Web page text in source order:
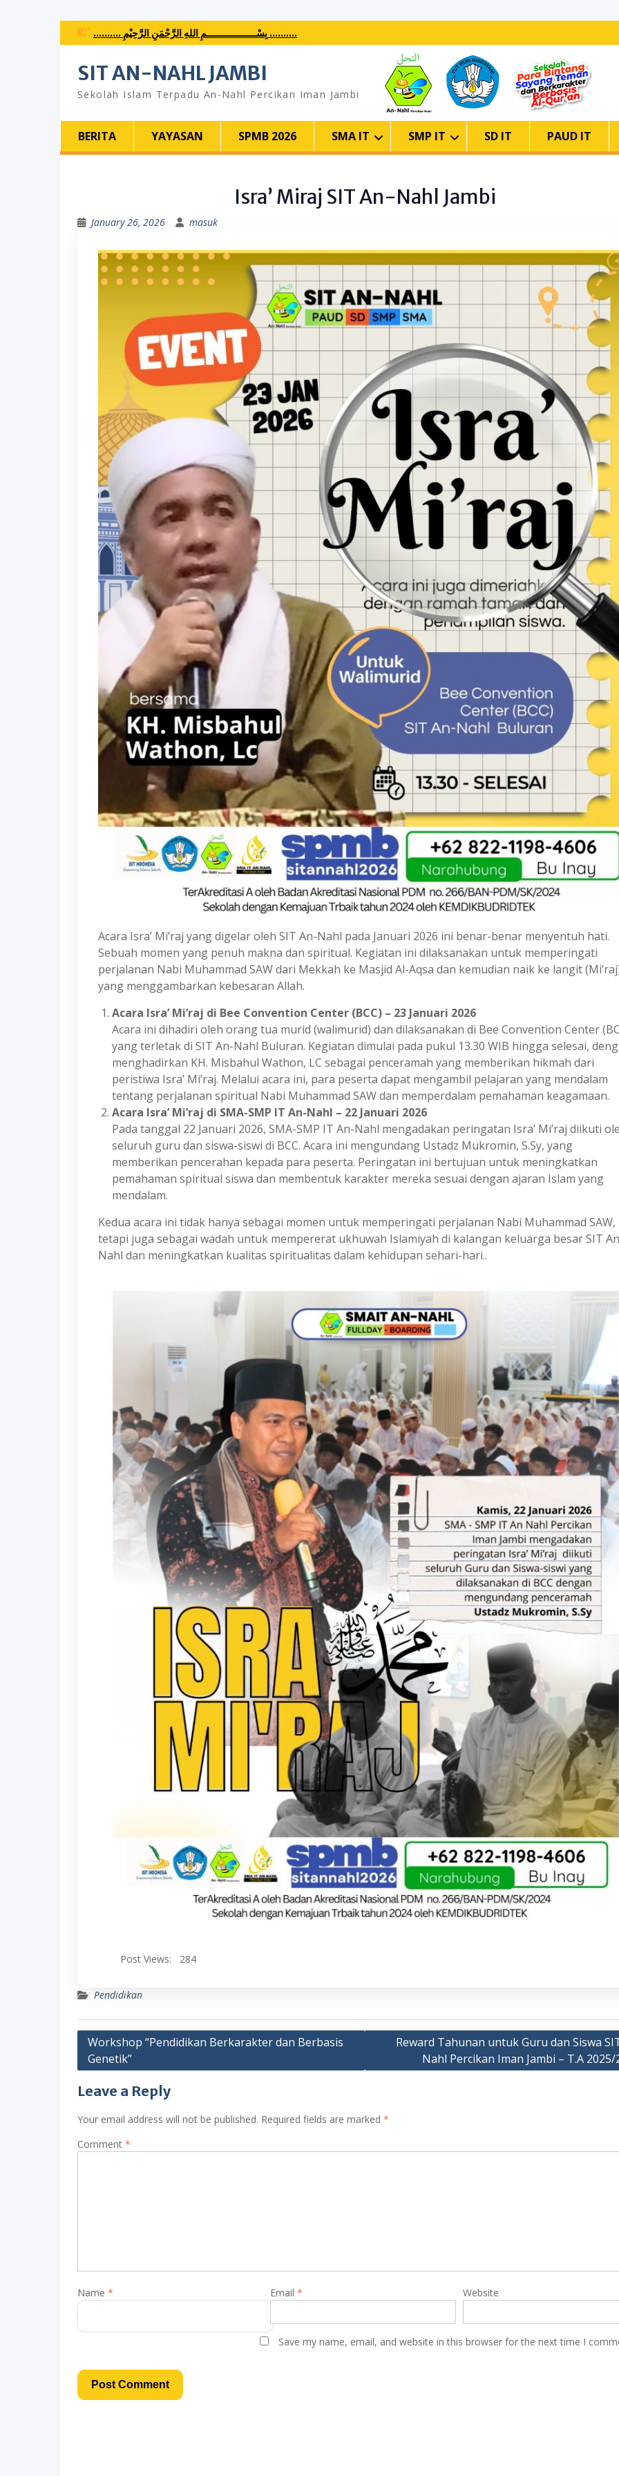
Skip
to
.......... بِسْــــــــــــــــــمِ اللهِ الرَّحْمَنِ الرَّحِيْمِ ..........
SIT AN-NAHL JAMBI
Sekolah Islam Terpadu An-Nahl Percikan Iman Jambi
BERITA YAYASAN SPMB 2026 SMA IT SMP IT SD IT PAUD IT
Isra’ Miraj SIT An-Nahl Jambi
January 26, 2026 masuk
Acara Isra’ Mi’raj yang digelar oleh SIT An-Nahl pada Januari 2026 ini benar-benar menyentuh hati.
Sebuah momen yang penuh makna dan spiritual. Kegiatan ini dilaksanakan untuk memperingati
perjalanan Nabi Muhammad SAW dari Mekkah ke Masjid Al-Aqsa dan kemudian naik ke langit
yang menggambarkan kebesaran Allah.
Acara Isra’ Mi’raj di Bee Convention Center (BCC) – 23 Januari 2026
Acara ini dihadiri oleh orang tua murid (walimurid) dan dilaksanakan di Bee Convention Center
yang terletak di SIT An-Nahl Buluran. Kegiatan dimulai pada pukul 13.30 WIB hingga selesai,
menghadirkan KH. Misbahul Wathon, LC sebagai penceramah yang memberikan hikmah dari
peristiwa Isra’ Mi’raj. Melalui acara ini, para peserta dapat mengambil pelajaran yang mendalam
tentang perjalanan spiritual Nabi Muhammad SAW dan memperdalam pemahaman keagamaan.
Acara Isra’ Mi’raj di SMA-SMP IT An-Nahl – 22 Januari 2026
Pada tanggal 22 Januari 2026, SMA-SMP IT An-Nahl mengadakan peringatan Isra’ Mi’raj diikuti
seluruh guru dan siswa-siswi di BCC. Acara ini mengundang Ustadz Mukromin, S.Sy, yang
memberikan pencerahan kepada para peserta. Peringatan ini bertujuan untuk meningkatkan
pemahaman spiritual siswa dan membentuk karakter mereka sesuai dengan ajaran Islam yang
mendalam.
Kedua acara ini tidak hanya sebagai momen untuk memperingati perjalanan Nabi Muhammad SAW,
tetapi juga sebagai wadah untuk mempererat ukhuwah Islamiyah di kalangan keluarga besar SIT
Nahl dan meningkatkan kualitas spiritualitas dalam kehidupan sehari-hari..
Post Views: 284
Pendidikan
Post
navigation
Workshop “Pendidikan Berkarakter dan Berbasis
Genetik”
Reward Tahunan untuk Guru dan Siswa
Nahl Percikan Iman Jambi – T.A 2025/
Leave a Reply
Your email address will not be published. Required fields are marked *
Comment *
Name * Email* Website
Save my name, email, and website in this browser for the next time I